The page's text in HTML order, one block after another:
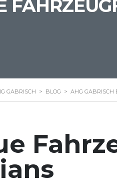
GABRISCH > BLOG > AHG GABRISCH